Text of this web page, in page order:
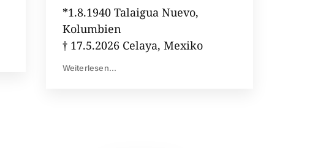
*1.8.1940 Talaigua Nuevo,
Kolumbien
† 17.5.2026 Celaya, Mexiko
Weiterlesen...